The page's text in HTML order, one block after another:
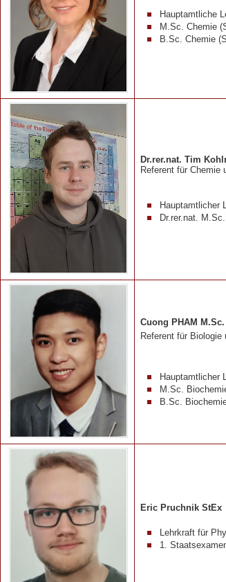
Hauptamtliche
M.Sc. Chemie
B.Sc. Chemie
Dr.rer.nat. Tim
Referent für Chemie
Hauptamtlicher
Dr.rer.nat.
Cuong PHAM M.Sc.
Referent für Biologie
Hauptamtlicher
M.Sc.
B.Sc.
Eric Pruchnik StEx
Lehrkraft für
1.